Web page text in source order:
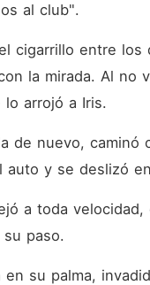
al club".
cigarrillo entre los
la mirada. Al no
lo arrojó a Iris.
de nuevo, caminó
auto y se deslizó
a toda velocidad,
paso.
en su palma,